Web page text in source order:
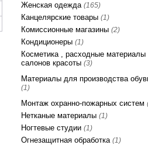
Женская одежда (165)
Канцелярские товары (1)
Комиссионные магазины (2)
Кондиционеры (1)
Косметика , расходные
салонов красоты (3)
Материалы для производства
(1)
Монтаж охранно-пожарных систем
Нетканые материалы (1)
Ногтевые студии (1)
Огнезащитная обработка (1)